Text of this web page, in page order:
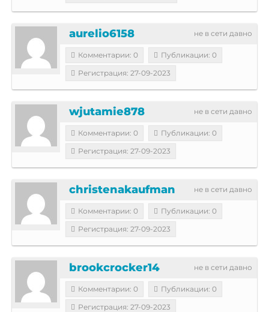
не в сети давно
aurelio6158
Комментарии: 0
Публикации: 0
Регистрация: 27-09-2023
не в сети давно
wjutamie878
Комментарии: 0
Публикации: 0
Регистрация: 27-09-2023
не в сети давно
christenakaufman
Комментарии: 0
Публикации: 0
Регистрация: 27-09-2023
не в сети давно
brookcrocker14
Комментарии: 0
Публикации: 0
Регистрация: 27-09-2023